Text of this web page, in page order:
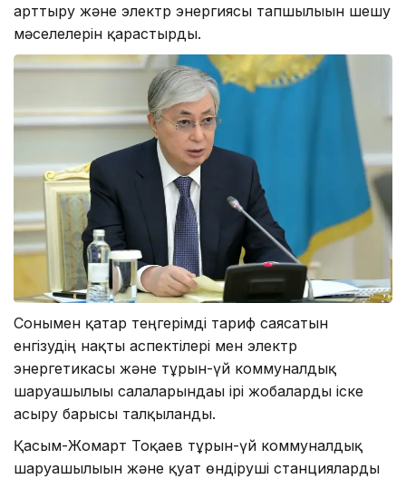
арттыру және электр энергиясы тапшылығын шешу
мәселелерін қарастырды.
Сонымен қатар теңгерімді тариф саясатын
енгізудің нақты аспектілері мен электр
энергетикасы және тұрғын-үй коммуналдық
шаруашылығы салаларындағы ірі жобаларды іске
асыру барысы талқыланды.
Қасым-Жомарт Тоқаев тұрғын-үй коммуналдық
шаруашылығын және қуат өндіруші станцияларды